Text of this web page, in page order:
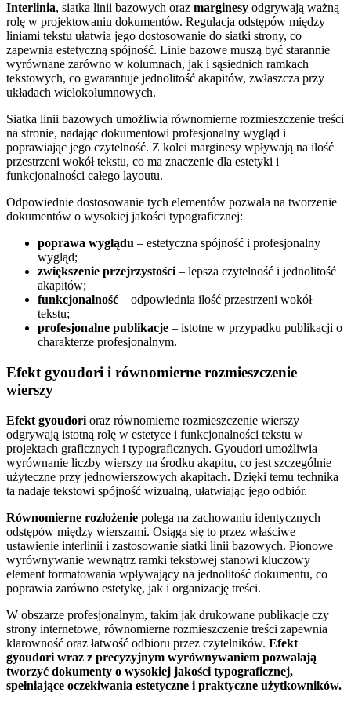
Interlinia, siatka linii bazowych oraz marginesy odgrywają ważną
rolę w projektowaniu dokumentów. Regulacja odstępów między
liniami tekstu ułatwia jego dostosowanie do siatki strony, co
zapewnia estetyczną spójność. Linie bazowe muszą być starannie
wyrównane zarówno w kolumnach, jak i sąsiednich ramkach
tekstowych, co gwarantuje jednolitość akapitów, zwłaszcza przy
układach wielokolumnowych.
Siatka linii bazowych umożliwia równomierne rozmieszczenie treści
na stronie, nadając dokumentowi profesjonalny wygląd i
poprawiając jego czytelność. Z kolei marginesy wpływają na ilość
przestrzeni wokół tekstu, co ma znaczenie dla estetyki i
funkcjonalności całego layoutu.
Odpowiednie dostosowanie tych elementów pozwala na tworzenie
dokumentów o wysokiej jakości typograficznej:
poprawa wyglądu – estetyczna spójność i profesjonalny
wygląd;
zwiększenie przejrzystości – lepsza czytelność i jednolitość
akapitów;
funkcjonalność – odpowiednia ilość przestrzeni wokół
tekstu;
profesjonalne publikacje – istotne w przypadku publikacji o
charakterze profesjonalnym.
Efekt gyoudori i równomierne rozmieszczenie
wierszy
Efekt gyoudori oraz równomierne rozmieszczenie wierszy
odgrywają istotną rolę w estetyce i funkcjonalności tekstu w
projektach graficznych i typograficznych. Gyoudori umożliwia
wyrównanie liczby wierszy na środku akapitu, co jest szczególnie
użyteczne przy jednowierszowych akapitach. Dzięki temu technika
ta nadaje tekstowi spójność wizualną, ułatwiając jego odbiór.
Równomierne rozłożenie polega na zachowaniu identycznych
odstępów między wierszami. Osiąga się to przez właściwe
ustawienie interlinii i zastosowanie siatki linii bazowych. Pionowe
wyrównywanie wewnątrz ramki tekstowej stanowi kluczowy
element formatowania wpływający na jednolitość dokumentu, co
poprawia zarówno estetykę, jak i organizację treści.
W obszarze profesjonalnym, takim jak drukowane publikacje czy
strony internetowe, równomierne rozmieszczenie treści zapewnia
klarowność oraz łatwość odbioru przez czytelników. Efekt
gyoudori wraz z precyzyjnym wyrównywaniem pozwalają
tworzyć dokumenty o wysokiej jakości typograficznej,
spełniające oczekiwania estetyczne i praktyczne użytkowników.